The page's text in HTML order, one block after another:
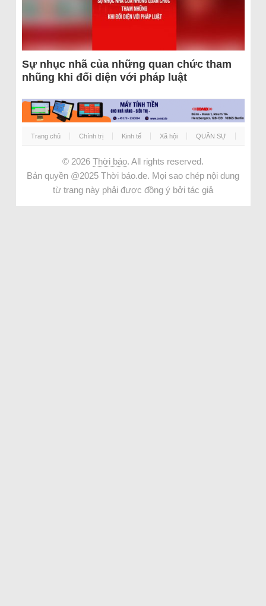
Sự nhục nhã của những quan chức tham
nhũng khi đối diện với pháp luật
Trang chủ Chính trị Kinh tế Xã hội QUÂN SỰ
© 2026 Thời báo. All rights reserved.
Bản quyền @2025 Thời báo.de. Mọi sao chép nội dung
từ trang này phải được đồng ý bởi tác giả